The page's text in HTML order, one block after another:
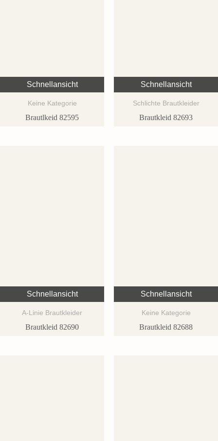
Schnellansicht
Keine Kategorie
Brautlkeid 82595
Schnellansicht
Schlichte Brautkleider
Brautkleid 82693
Schnellansicht
A-Linie Brautkleider
Brautkleid 82690
Schnellansicht
Keine Kategorie
Brautkleid 82688